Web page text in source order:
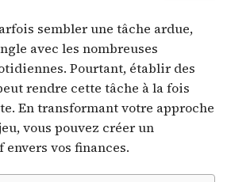
sembler une tâche ardue,
avec les nombreuses
Pourtant, établir des
rendre cette tâche à la fois
En transformant votre approche
vous pouvez créer un
vos finances.